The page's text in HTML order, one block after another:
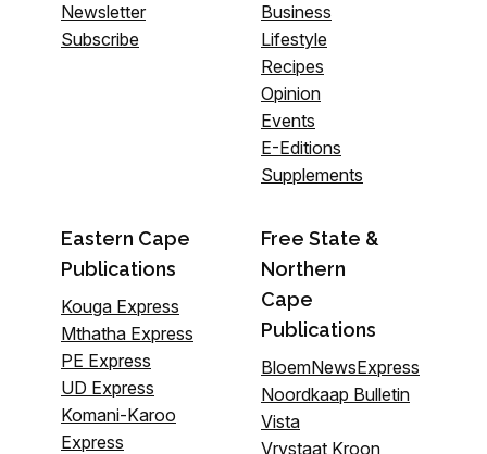
Newsletter
Subscribe
Business
Lifestyle
Recipes
Opinion
Events
E-Editions
Supplements
Eastern Cape
Publications
Kouga Express
Mthatha Express
PE Express
UD Express
Komani-Karoo
Express
Free State &
Northern
Cape
Publications
BloemNewsExpress
Noordkaap Bulletin
Vista
Vrystaat Kroon